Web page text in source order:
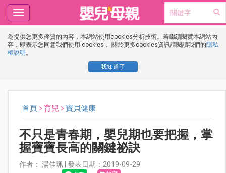
為提供您更多優質的內容，本網站使用cookies分析技術。若繼續閱覽本網站內
容，即表示您同意我們使用 cookies， 關於更多cookies資訊請閱讀我們的隱私
權說明 。
我知道了
Toggle
navigation
首頁 育兒 寶貝健康
不只是青春期，嬰兒期也要把握，掌
握寶寶長高的關鍵祕訣
作者： 湯佳珮 | 發表日期：2019-09-29